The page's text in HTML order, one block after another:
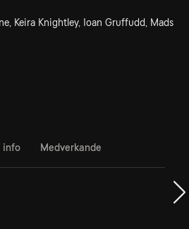
Keira Knightley, Ioan Gruffudd, Mads
info Medverkande